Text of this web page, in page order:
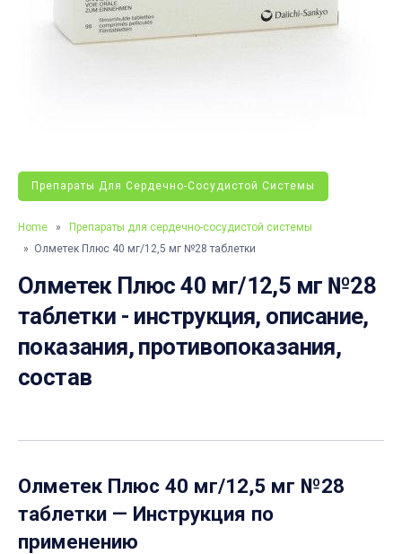
Препараты Для Сердечно-Сосудистой Системы
Home »
Препараты для сердечно-сосудистой системы
» Олметек Плюс 40 мг/12,5 мг №28 таблетки
Олметек Плюс 40 мг/12,5 мг №28
таблетки - инструкция, описание,
показания, противопоказания,
состав
Олметек Плюс 40 мг/12,5 мг №28
таблетки — Инструкция по
применению